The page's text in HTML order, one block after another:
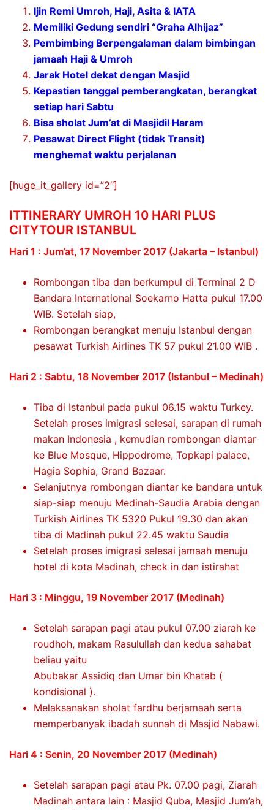
Ijin Remi Umroh, Haji, Asita & IATA
Memiliki Gedung sendiri “Graha Alhijaz”
Pembimbing Berpengalaman dalam bimbingan
jamaah Haji & Umroh
Jarak Hotel dekat dengan Masjid
Kepastian tanggal pemberangkatan, berangkat
setiap hari Sabtu
Bisa sholat Jum’at di Masjidil Haram
Pesawat Direct Flight (tidak Transit)
menghemat waktu perjalanan
[huge_it_gallery id=”2″]
ITTINERARY UMROH 10 HARI PLUS
CITYTOUR ISTANBUL
Hari 1 : Jum’at, 17 November 2017 (Jakarta – Istanbul)
Rombongan tiba dan berkumpul di Terminal 2 D
Bandara International Soekarno Hatta pukul 17.00
WIB. Setelah siap,
Rombongan berangkat menuju Istanbul dengan
pesawat Turkish Airlines TK 57 pukul 21.00 WIB .
Hari 2 : Sabtu, 18 November 2017 (Istanbul – Medinah)
Tiba di Istanbul pada pukul 06.15 waktu Turkey.
Setelah proses imigrasi selesai, sarapan di rumah
makan Indonesia , kemudian rombongan diantar
ke Blue Mosque, Hippodrome, Topkapi palace,
Hagia Sophia, Grand Bazaar.
Selanjutnya rombongan diantar ke bandara untuk
siap-siap menuju Medinah-Saudia Arabia dengan
Turkish Airlines TK 5320 Pukul 19.30 dan akan
tiba di Madinah pukul 22.45 waktu Saudia
Setelah proses imigrasi selesai jamaah menuju
hotel di kota Madinah, check in dan istirahat
Hari 3 : Minggu, 19 November 2017 (Medinah)
Setelah sarapan pagi atau pukul 07.00 ziarah ke
roudhoh, makam Rasulullah dan kedua sahabat
beliau yaitu
Abubakar Assidiq dan Umar bin Khatab (
kondisional ).
Melaksanakan sholat fardhu berjamaah serta
memperbanyak ibadah sunnah di Masjid Nabawi.
Hari 4 : Senin, 20 November 2017 (Medinah)
Setelah sarapan pagi atau Pk. 07.00 pagi, Ziarah
Madinah antara lain : Masjid Quba, Masjid Jum’ah,